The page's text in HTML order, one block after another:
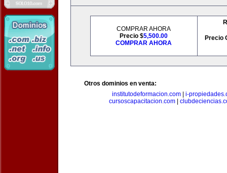
COMPRAR AHORA
Precio $5,500.00
COMPRAR AHORA
Precio
Otros dominios en venta:
institutodeformacion.com
i-
cursoscapacitacion.com|